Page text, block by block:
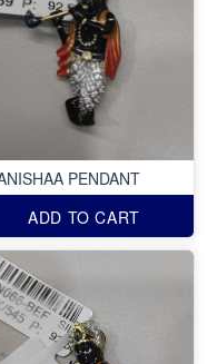
PENDANT
ADD TO CART